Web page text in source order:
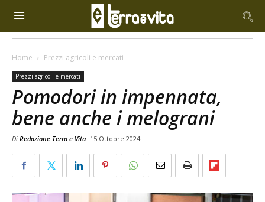
Home Prezzi agricoli e mercati
Prezzi agricoli e mercati
Pomodori in impennata,
bene anche i melograni
Di Redazione Terra e Vita 15 Ottobre 2024